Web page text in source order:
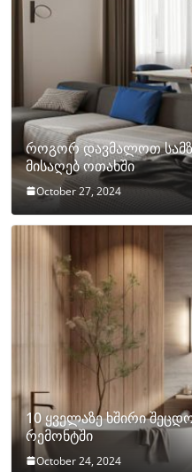
როგორ დავმალოთ
მისაღებ ოთახში
October 27, 2024
10 ყველაზე ხშირი
რემონტში
October 24, 2024